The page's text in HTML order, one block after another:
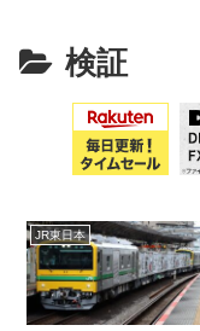
検証
JR東日本